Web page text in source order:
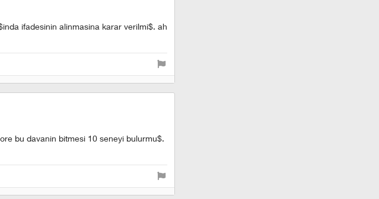
ifadesinin alinmasina karar verilmi$. ah
bu davanin bitmesi 10 seneyi bulurmu$.